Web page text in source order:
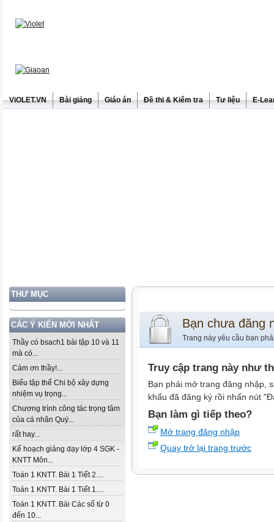
ViOLET.VN Bài giảng Giáo án Đề thi & Kiểm tra Tư liệu E-
THƯ MỤC
CÁC Ý KIẾN MỚI NHẤT
Thầy có bsach1 bài tập 10 và 11
mà có...
Cảm ơn thầy!...
Biểu tập thể Chi bộ xây dựng
nhiệm vụ trọng...
Chương trình công tác trọng tâm
của cá nhân Quý...
rất hay...
Kế hoạch giảng dạy lớp 4 SGK -
KNTT Môn...
Toán 1 KNTT. Bài 1 Tiết 2....
Toán 1 KNTT. Bài 1 Tiết 1....
Toán 1 KNTT. Bài Các số từ 0
đến 10...
Bạn chưa đăng
Trang này yêu cầu bạn
Truy cập trang này như
Bạn phải mở trang đăng nhập,
khẩu đã đăng ký rồi nhấn nút
Bạn làm gì tiếp theo?
Mở trang đăng nhập
Quay trở lại trang trước